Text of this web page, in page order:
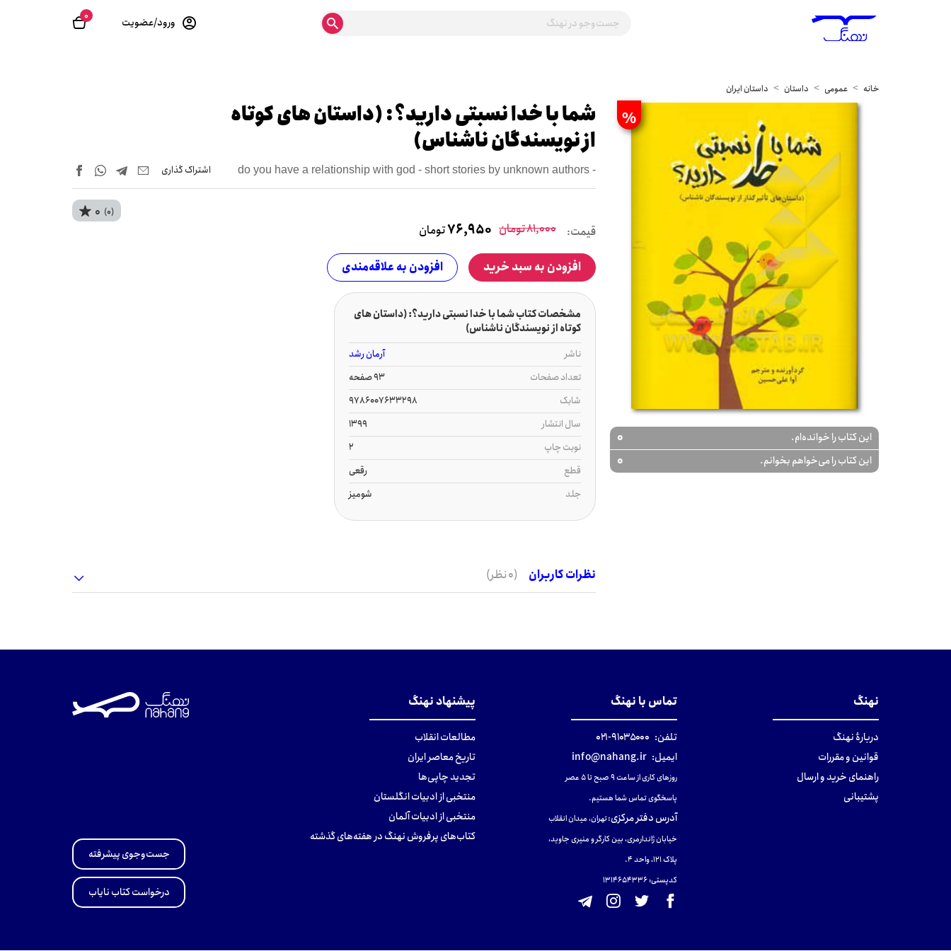
0 ورود/عضویت
خانه عمومی داستان داستان ایران
%
این کتاب را خوانده‌ام. 0
این کتاب را می‌خواهم بخوانم. 0
شما با خدا نسبتی دارید؟: (داستان های کوتاه
از نویسندگان ناشناس)
do you have a relationship with god - short stories by unknown authors - اشتراک‌ گذاری
0 (0)
قیمت: 81,000تومان 76,950تومان
افزودن به سبد خرید افزودن به علاقه‌مندی
مشخصات کتاب شما با خدا نسبتی دارید؟: (داستان های
کوتاه از نویسندگان ناشناس)
ناشر
آرمان رشد
تعداد صفحات
93 صفحه
شابک
9786007633298
سال انتشار
1399
نوبت چاپ
2
قطع
رقعی
جلد
شومیز
نظرات کاربران (0 نظر)
نهنگ
دربارهٔ نهنگ
قوانین و مقررات
راهنمای خرید و ارسال
پشتیبانی
تماس با نهنگ
تلفن: ۹۱۰۳۵۰۰۰-۰۲۱
ایمیل: info@nahang.ir
روزهای کاری از ساعت ۹ صبح تا ۵ عصر
پاسخگوی تماس شما هستیم.
آدرس دفتر مرکزی:تهران، میدان انقلاب
خیابان ژاندارمری، بین کارگر و منیری جاوید،
پلاک 121، واحد ۴.
کدپستی: 131465433۶
پیشنهاد نهنگ
مطالعات انقلاب
تاریخ معاصر ایران
تجدید چاپی‌ها
منتخبی از ادبیات انگلستان
منتخبی از ادبیات آلمان
کتاب‌های پرفروش نهنگ در هفته‌های گذشته
جست‌وجوی پیشرفته
درخواست کتاب نایاب